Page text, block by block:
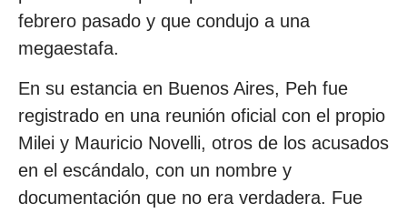
febrero pasado y que condujo a una
megaestafa.
En su estancia en Buenos Aires, Peh fue
registrado en una reunión oficial con el propio
Milei y Mauricio Novelli, otros de los acusados
en el escándalo, con un nombre y
documentación que no era verdadera. Fue